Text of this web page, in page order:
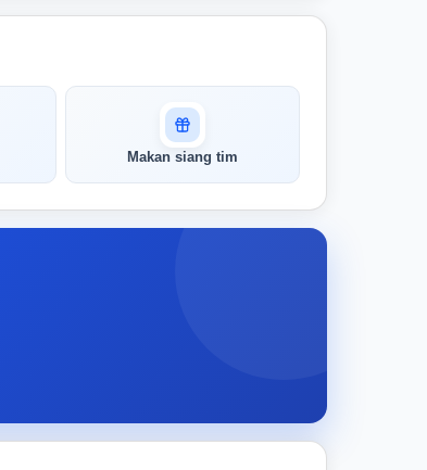
Makan siang tim